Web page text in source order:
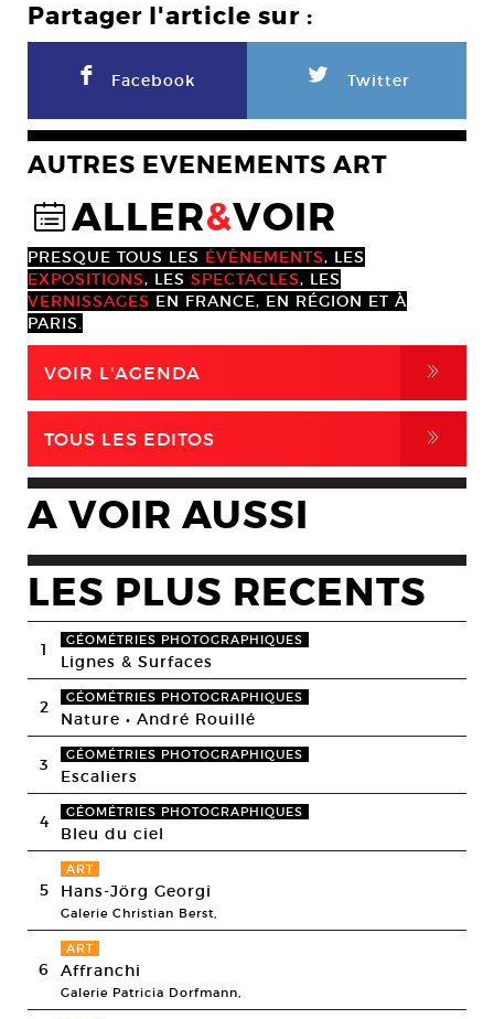
Partager l'article sur :
F Facebook L Twitter
AUTRES EVENEMENTS ART
@ALLER&VOIR
PRESQUE TOUS LES ÉVÈNEMENTS, LES
EXPOSITIONS, LES SPECTACLES, LES
VERNISSAGES EN FRANCE, EN RÉGION ET À
PARIS.
VOIR L'AGENDA ,
TOUS LES EDITOS ,
A VOIR AUSSI
LES PLUS RECENTS
1 GÉOMÉTRIES PHOTOGRAPHIQUES
Lignes & Surfaces
2 GÉOMÉTRIES PHOTOGRAPHIQUES
Nature • André Rouillé
3 GÉOMÉTRIES PHOTOGRAPHIQUES
Escaliers
4 GÉOMÉTRIES PHOTOGRAPHIQUES
Bleu du ciel
5
ART
Hans-Jörg Georgi
Galerie Christian Berst,
6
ART
Affranchi
Galerie Patricia Dorfmann,